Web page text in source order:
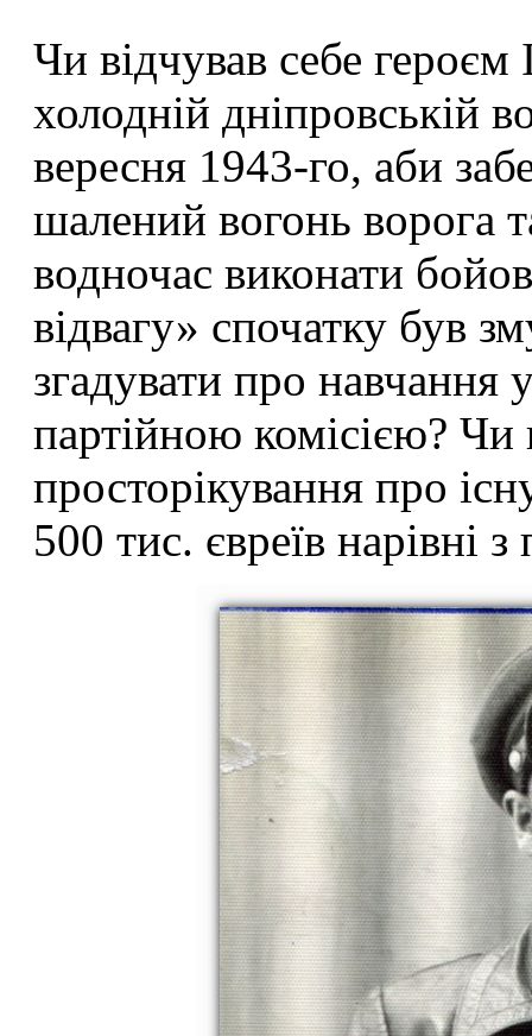
Чи відчував себе героєм
холодній дніпровській
вересня 1943-го, аби
шалений вогонь ворога
водночас виконати
відвагу» спочатку був
згадувати про навчання
партійною комісією? Чи
просторікування про
500 тис. євреїв нарівні